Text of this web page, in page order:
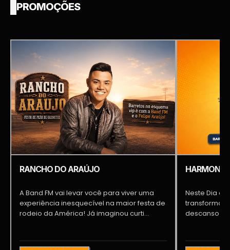
PROMOÇÕES
RANCHO DO ARAÚJO
A Band FM vai levar você para viver uma
experiência inesquecível na maior festa de
rodeio da América! Já imaginou curti...
Neste Dia
transformar
descanso